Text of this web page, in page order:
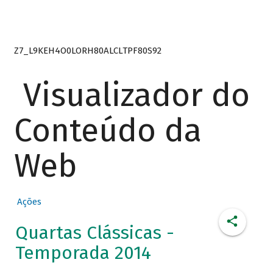
Z7_L9KEH4O0LORH80ALCLTPF80S92
Visualizador do
Conteúdo da
Web
Ações
Quartas Clássicas -
Temporada 2014